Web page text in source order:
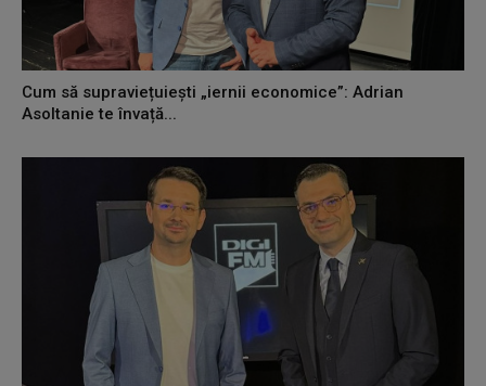
Cum să supraviețuiești „iernii economice”: Adrian
Asoltanie te învață...